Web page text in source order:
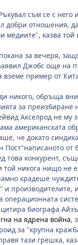
съм се с него и
добри отношения,
казва той
за вечеря,
Джобс още на
пример от
никого, обръща
за
Акселрод не му
американската
че докато
от
това конкурент,
никога нищо не е
крадеше
и производителите,
операционната
биографа
на ядрена война,
за "крупна
тази грешка,